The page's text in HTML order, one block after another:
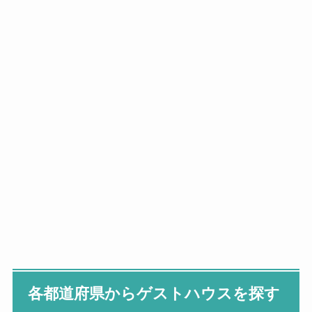
各都道府県からゲストハウスを探す